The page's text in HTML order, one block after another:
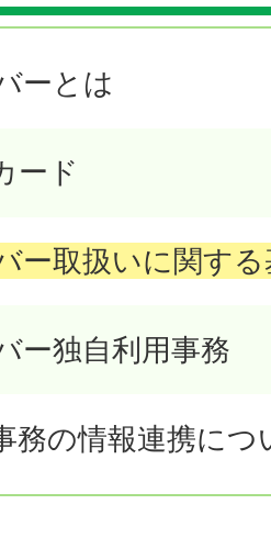
ーとは
ード
ー取扱いに関す
ー独自利用事務
務の情報連携につ